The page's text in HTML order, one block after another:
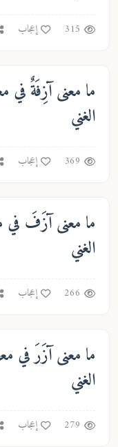
315 إعجاب
ما معنىآزِفَةٌفي
الغني
369 إعجاب
ما معنىآزَفَفي
الغني
266 إعجاب
ما معنىآزَرَفي
الغني
279 إعجاب